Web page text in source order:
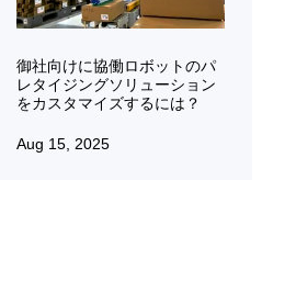
御社向けに協働ロボットのパ
レタイジングソリューション
をカスタマイズするには？
Aug 15, 2025